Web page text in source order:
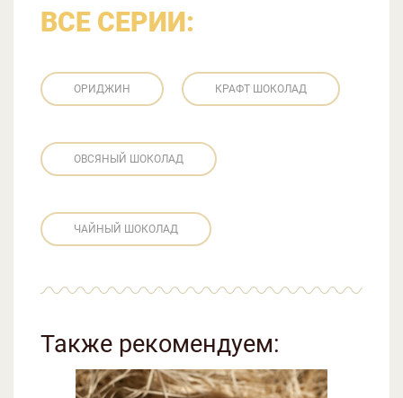
ВСЕ СЕРИИ:
ОРИДЖИН КРАФТ ШОКОЛАД
ОВСЯНЫЙ ШОКОЛАД
ЧАЙНЫЙ ШОКОЛАД
Также рекомендуем: